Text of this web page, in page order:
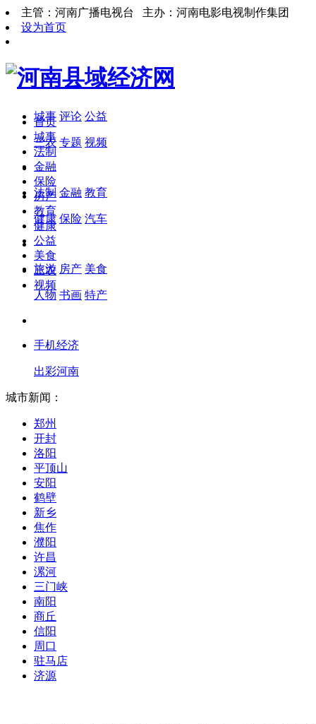
主管：河南广播电视台 主办：河南电影电视制作集团
设为首页
城事 评论 公益
三农 专题 视频
法制 金融 教育
健康 保险 汽车
旅游 房产 美食
人物 书画 特产
手机经济
出彩河南
首页
城事
法制
金融
保险
房产
教育
健康
公益
美食
三农
视频
城市新闻：
郑州
开封
洛阳
平顶山
安阳
鹤壁
新乡
焦作
濮阳
许昌
漯河
三门峡
南阳
商丘
信阳
周口
驻马店
济源